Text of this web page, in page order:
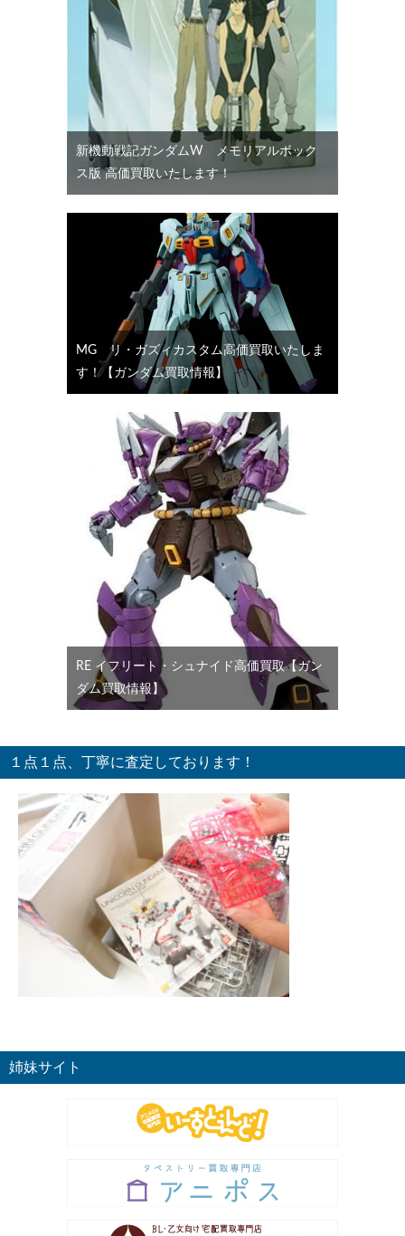
新機動戦記ガンダムW メモリアルボック
ス版 高価買取いたします！
MG リ・ガズィカスタム高価買取いたしま
す！【ガンダム買取情報】
RE イフリート・シュナイド高価買取【ガン
ダム買取情報】
１点１点、丁寧に査定しております！
姉妹サイト